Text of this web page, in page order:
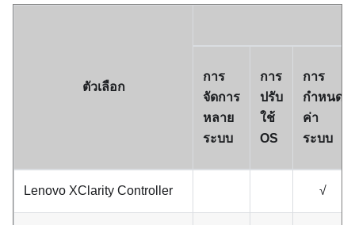
ตัวเลือก
การ
จัดการ
หลาย
ระบบ
การ
ปรับ
ใช้
OS
การ
กำหนด
ค่า
ระบบ
Lenovo XClarity Controller √